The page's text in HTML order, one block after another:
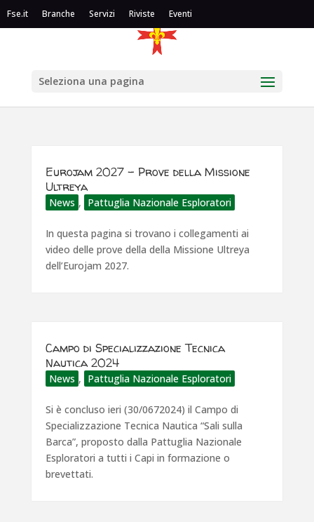
Fse.it Branche Servizi Riviste Eventi
Seleziona una pagina
Eurojam 2027 – Prove della Missione
Ultreya
News , Pattuglia Nazionale Esploratori
In questa pagina si trovano i collegamenti ai
video delle prove della della Missione Ultreya
dell’Eurojam 2027.
Campo di Specializzazione Tecnica
Nautica 2024
News , Pattuglia Nazionale Esploratori
Si è concluso ieri (30/0672024) il Campo di
Specializzazione Tecnica Nautica “Sali sulla
Barca”, proposto dalla Pattuglia Nazionale
Esploratori a tutti i Capi in formazione o
brevettati.